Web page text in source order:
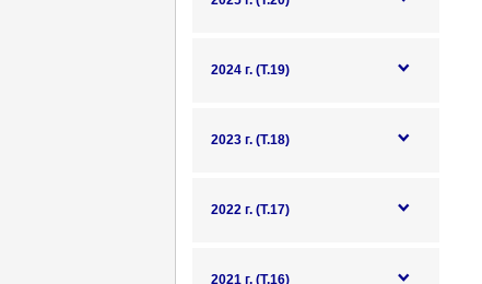
2024 г. (Т.19)
2023 г. (Т.18)
2022 г. (Т.17)
2021 г. (Т.16)